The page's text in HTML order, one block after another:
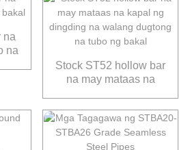
na
na
Stock ST52 hollow bar
na may mataas na
tubo ng bakal